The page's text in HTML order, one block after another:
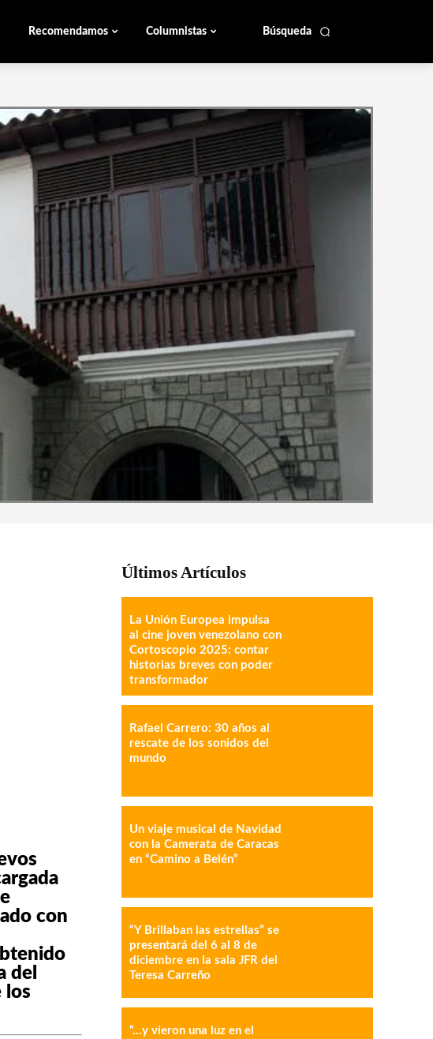
Búsqueda
Recomendamos Columnistas
con
del
los
Últimos Artículos
La Unión Europea impulsa
al cine joven venezolano con
Cortoscopio 2025: contar
historias breves con poder
transformador
Rafael Carrero: 30 años al
rescate de los sonidos del
mundo
Un viaje musical de Navidad
con la Camerata de Caracas
en “Camino a Belén”
“Y Brillaban las estrellas” se
presentará del 6 al 8 de
diciembre en la sala JFR del
Teresa Carreño
“…y vieron una luz en el